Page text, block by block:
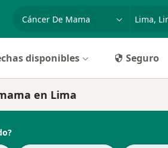
especialidad, enfermedad o
disponibles Seguro
en Lima